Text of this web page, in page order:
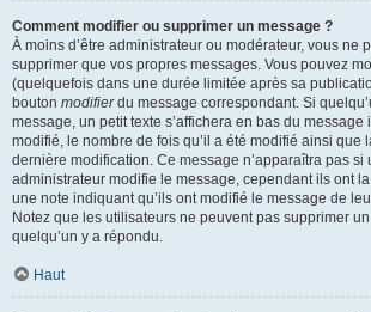
Comment modifier ou supprimer un message ?
À moins d’être administrateur ou modérateur, vous ne
supprimer que vos propres messages. Vous pouvez
(quelquefois dans une durée limitée après sa
bouton modifierdu message correspondant. Si
message, un petit texte s’affichera en bas du message
modifié, le nombre de fois qu’il a été modifié ainsi que
dernière modification. Ce message n’apparaîtra pas si
administrateur modifie le message, cependant ils ont
une note indiquant qu’ils ont modifié le message de
Notez que les utilisateurs ne peuvent pas supprimer
quelqu’un y a répondu.
Haut